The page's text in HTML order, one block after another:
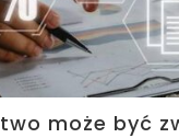
może być